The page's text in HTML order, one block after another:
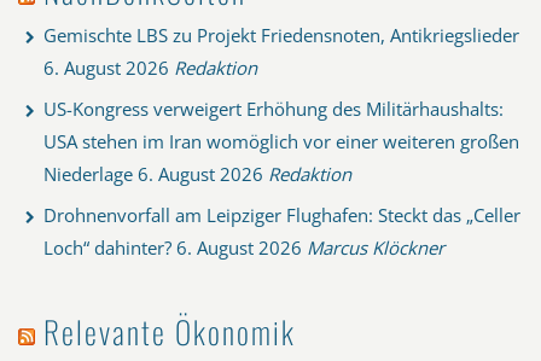
Gemischte LBS zu Projekt Friedensnoten, Antikriegslieder
6. August 2026 Redaktion
US-Kongress verweigert Erhöhung des Militärhaushalts:
USA stehen im Iran womöglich vor einer weiteren großen
Niederlage 6. August 2026 Redaktion
Drohnenvorfall am Leipziger Flughafen: Steckt das „Celler
Loch“ dahinter? 6. August 2026 Marcus Klöckner
Relevante Ökonomik